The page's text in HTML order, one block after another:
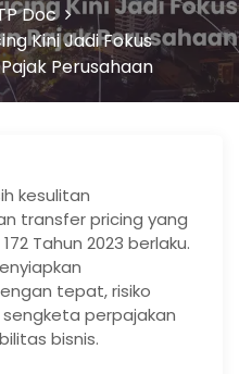
Doc
Kini Jadi Fokus
Perusahaan
kesulitan
transfer pricing yang
Tahun 2023 berlaku.
tepat, risiko
sengketa perpajakan
bisnis.